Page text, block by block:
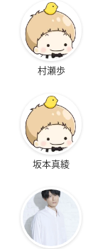
村瀬歩
坂本真綾